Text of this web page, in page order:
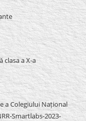
clasa a X-a
a Colegiului Național
Smartlabs-2023-